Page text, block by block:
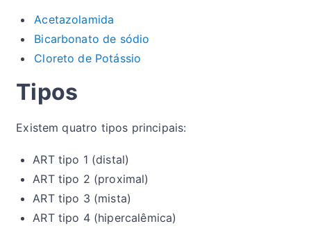
Acetazolamida
Bicarbonato de sódio
Cloreto de Potássio
Tipos
Existem quatro tipos principais:
ART tipo 1 (distal)
ART tipo 2 (proximal)
ART tipo 3 (mista)
ART tipo 4 (hipercalêmica)